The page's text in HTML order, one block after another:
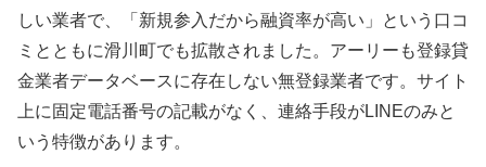
しい業者で、「新規参入だから融資率が高い」という口コ
ミとともに滑川町でも拡散されました。アーリーも登録貸
金業者データベースに存在しない無登録業者です。サイト
上に固定電話番号の記載がなく、連絡手段がLINEのみと
いう特徴があります。